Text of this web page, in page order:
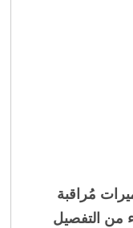
مُراقبة
من التفصيل